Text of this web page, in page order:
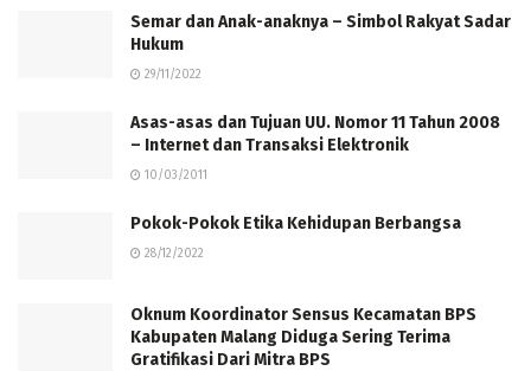
Semar dan Anak-anaknya – Simbol Rakyat Sadar
Hukum
29/11/2022
Asas-asas dan Tujuan UU. Nomor 11 Tahun 2008
– Internet dan Transaksi Elektronik
10/03/2011
Pokok-Pokok Etika Kehidupan Berbangsa
28/12/2022
Oknum Koordinator Sensus Kecamatan BPS
Kabupaten Malang Diduga Sering Terima
Gratifikasi Dari Mitra BPS